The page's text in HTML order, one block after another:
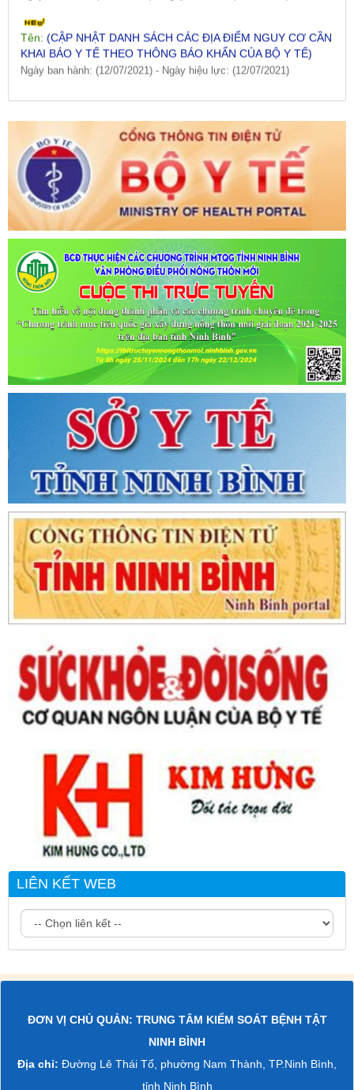
Tên:
KHAI BÁO Y TẾ THEO THÔNG BÁO KHẨN CỦA BỘ Y TẾ)
Ngày ban hành: (12/07/2021) -Ngày hiệu lực: (12/07/2021)
Tên:(CẬP NHẬT DANH SÁCH CÁC ĐỊA ĐIỂM NGUY CƠ CẦN
Ngày ban hành: (09/07/2021) -Ngày hiệu lực: (09/07/2021)
Tên:(CẬP NHẬT DANH SÁCH CÁC ĐỊA ĐIỂM NGUY CƠ CẦN
KHAI BÁO Y TẾ THEO THÔNG BÁO KHẨN CỦA BỘ Y TẾ)
Ngày ban hành: (06/07/2021) -Ngày hiệu lực: (06/07/2021)
Tên: (CẬP NHẬT DANH SÁCH CÁC ĐỊA ĐIỂM NGUY CƠ CẦN
KHAI BÁO Y TẾ THEO THÔNG BÁO KHẨN CỦA BỘ Y TẾ)
Ngày ban hành: (02/07/2021) -Ngày hiệu lực: (02/07/2021)
LIÊN KẾT WEB
ĐƠN VỊ CHỦ QUẢN: TRUNG TÂM KIỂM SOÁT BỆNH TẬT
NINH BÌNH
Địa chỉ: Đường Lê Thái Tổ, phường Nam Thành, TP.Ninh Bình,
tỉnh Ninh Bình